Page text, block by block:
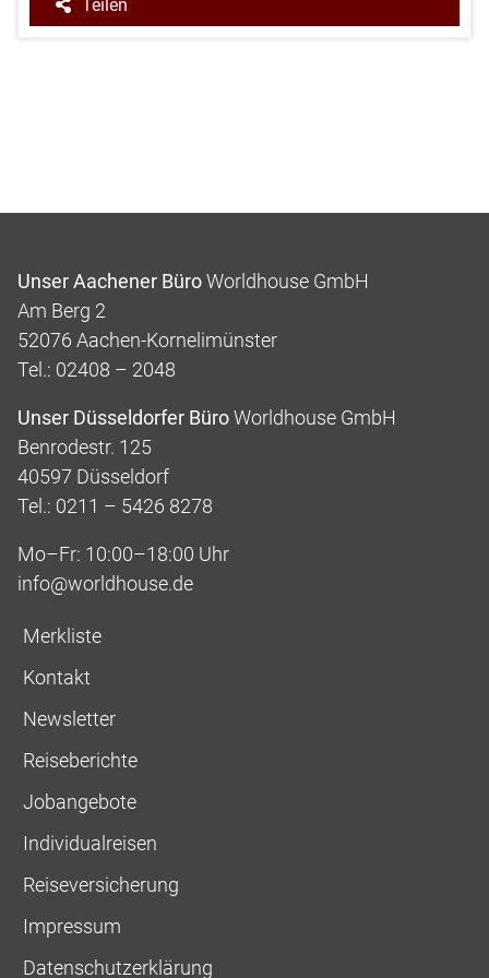
Teilen
Unser Aachener BüroWorldhouse GmbH
Am Berg 2
52076 Aachen-Kornelimünster
Tel.: 02408 – 2048
Unser Düsseldorfer BüroWorldhouse GmbH
Benrodestr. 125
40597 Düsseldorf
Tel.: 0211 – 5426 8278
Mo–Fr: 10:00–18:00 Uhr
info@worldhouse.de
Merkliste
Kontakt
Newsletter
Reiseberichte
Jobangebote
Individualreisen
Reiseversicherung
Impressum
Datenschutzerklärung